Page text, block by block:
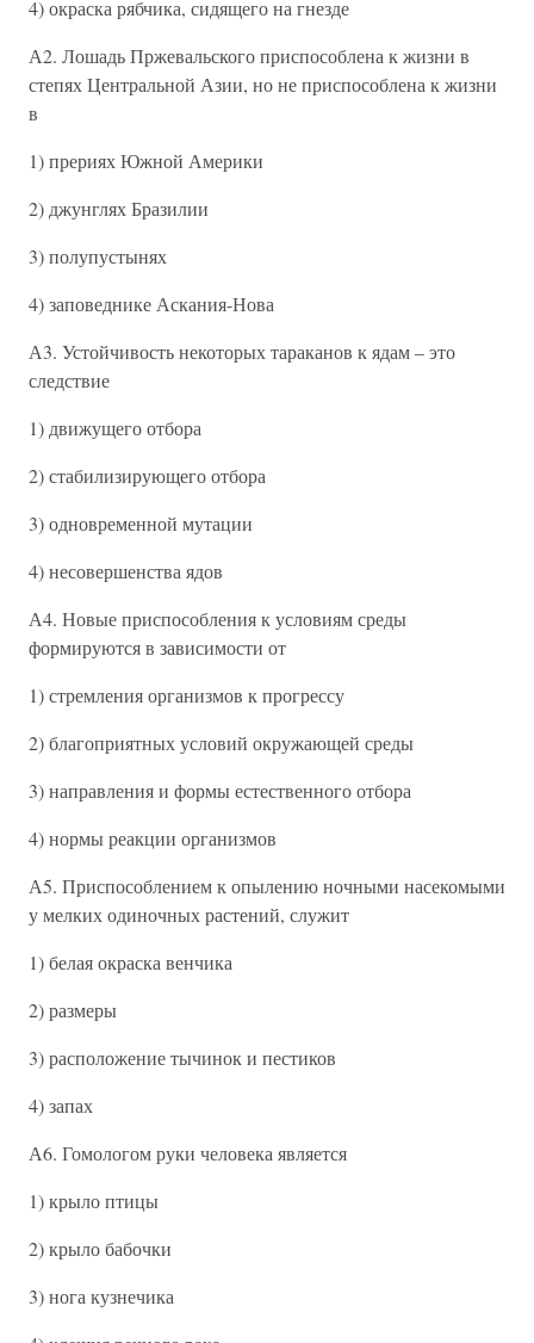
4) окраска рябчика, сидящего на гнезде
А2. Лошадь Пржевальского приспособлена к жизни в
степях Центральной Азии, но не приспособлена к жизни
в
1) прериях Южной Америки
2) джунглях Бразилии
3) полупустынях
4) заповеднике Аскания-Нова
А3. Устойчивость некоторых тараканов к ядам – это
следствие
1) движущего отбора
2) стабилизирующего отбора
3) одновременной мутации
4) несовершенства ядов
А4. Новые приспособления к условиям среды
формируются в зависимости от
1) стремления организмов к прогрессу
2) благоприятных условий окружающей среды
3) направления и формы естественного отбора
4) нормы реакции организмов
А5. Приспособлением к опылению ночными насекомыми
у мелких одиночных растений, служит
1) белая окраска венчика
2) размеры
3) расположение тычинок и пестиков
4) запах
А6. Гомологом руки человека является
1) крыло птицы
2) крыло бабочки
3) нога кузнечика